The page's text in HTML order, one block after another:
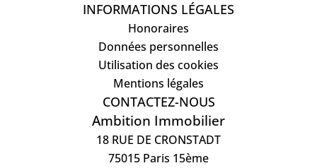
INFORMATIONS LÉGALES
Honoraires
Données personnelles
Utilisation des cookies
Mentions légales
CONTACTEZ-NOUS
Ambition Immobilier
18 RUE DE CRONSTADT
75015 Paris 15ème